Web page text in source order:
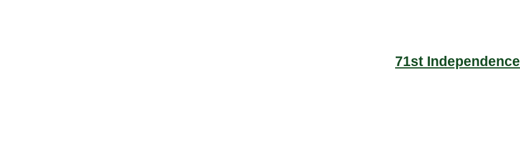
71st